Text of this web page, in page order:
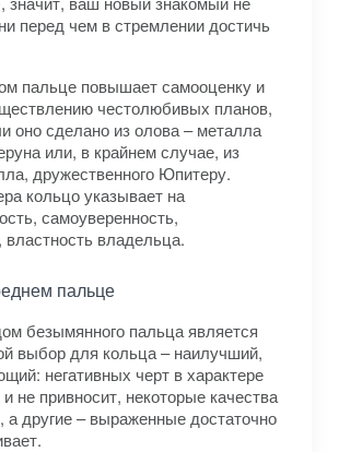
перед чем в стремлении достичь
пальце повышает самооценку и
честолюбивых планов,
оно сделано из олова – металла
или, в крайнем случае, из
дружественного Юпитеру.
кольцо указывает на
самоуверенность,
властность владельца.
пальце
безымянного пальца является
выбор для кольца – наилучший,
негативных черт в характере
не привносит, некоторые качества
а другие – выраженные достаточно